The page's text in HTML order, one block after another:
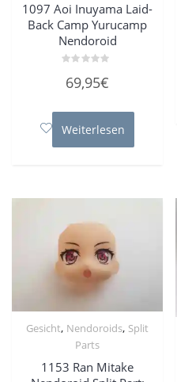
1097 Aoi Inuyama Laid-
Back Camp Yurucamp
Nendoroid
mit
5
69,95€
Weiterlesen
Gesicht, Nendoroids, Split
Parts
1153 Ran Mitake